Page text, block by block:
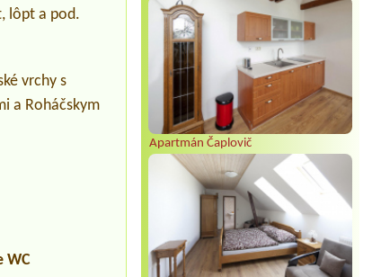
Apartmán Čaplovič
lôpt a pod.
vrchy s
a Roháčskym
WC